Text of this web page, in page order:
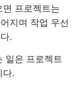
프로젝트는
지며 작업 우선
.
일은 프로젝트
다.